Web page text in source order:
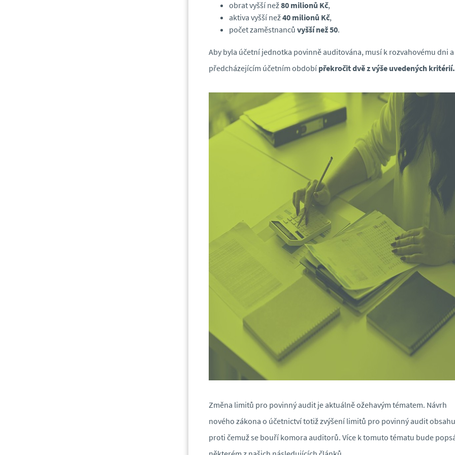
obrat vyšší než80 milionů Kč,
aktiva vyšší než40 milionů Kč,
počet zaměstnanců vyšší než 50.
Aby byla účetní jednotka povinně auditována, musí k rozvahovému dni a
předcházejícím účetním období překročit dvě z výše uvedených kritérií.
Změna limitů pro povinný audit je aktuálně ožehavým tématem. Návrh
nového zákona o účetnictví totiž zvýšení limitů pro povinný audit
proti čemuž se bouří komora auditorů. Více k tomuto tématu bude